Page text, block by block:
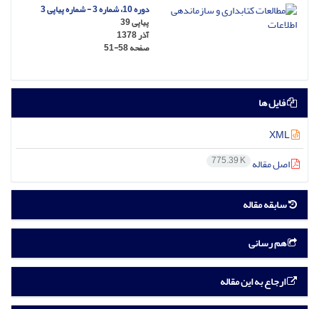
دوره 10، شماره 3 - شماره پیاپی 3
پیاپی 39
آذر 1378
صفحه51-58
فایل ها
اصل مقاله 775.39 K
سابقه مقاله
هم رسانی
ارجاع به این مقاله